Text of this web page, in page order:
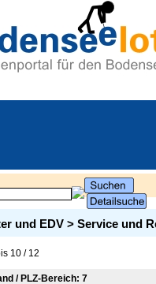
und EDV > Service und
10 / 12
/ PLZ-Bereich: 7